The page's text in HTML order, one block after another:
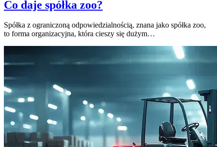
Co daje spółka zoo?
Spółka z ograniczoną odpowiedzialnością, znana jako spółka zoo,
to forma organizacyjna, która cieszy się dużym…